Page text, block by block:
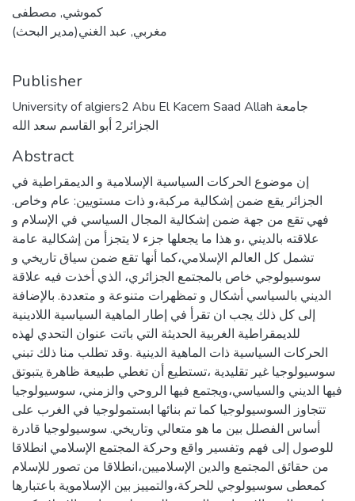
كموشي, مصطفى
مغربي, عبد الغني(مدير البحث)
Publisher
University of algiers2 Abu El Kacem Saad Allah جامعة
الجزائر2 أبو القاسم سعد الله
Abstract
إن موضوع الحركات السياسية الإسلامية و الديمقراطية في
الجزائر يقع ضمن إشكالية مركبة،و ذات مستويين: عام وخاص.
فهي تقع من جهة ضمن إشكالية المجال السياسي في الإسلام و
علاقته بالديني ،و هذا ما يجعلها جزء لا يتجزأ من إشكالية عامة
تشمل كل العالم الإسلامي،كما أنها تقع ضمن سياق تاريخي و
سوسيولوجي خاص بالمجتمع الجزائري، الذي أخذت فيه علاقة
الديني بالسياسي أشكال و تمظهرات متنوعة و متعددة. بالإضافة
إلى كل ذلك يجب ان تقرأ في إطار الماهية السياسية اللادينية
للديمقراطية الغربية الحديثة التي باتت عنوان التحدي لهذه
الحركات السياسية ذات الماهية الدينية .وقد تطلب منا ذلك تبني
سوسيولوجيا غير تقليدية ،تستطيع أن تغطي طبيعة ظاهرة يتبوتق
فيها الديني والسياسي،ويجتمع فيها الروحي والزمني، سوسيولوجيا
تتجاوز السوسيولوجيا كما تم بنائها ابستمولوجيا في الغرب على
أساس الفصلل بين ما هو متعالي وتاريخي. سوسيولوجيا قادرة
للوصول إلى فهم وتفسير واقع وحركة المجتمع الإسلامي انطلاقا
من حقائق المجتمع والدين الإسلاميين،انطلاقا من تصور للإسلام
كمعطى سوسيولوجي للحركة،والتمييز بين الإسلاموية باعتبارها